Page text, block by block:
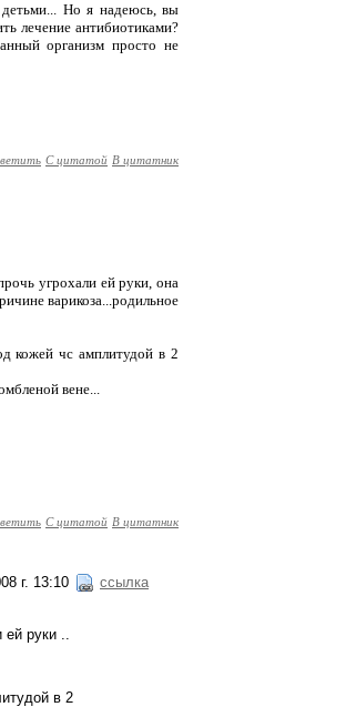
Но я надеюсь, вы
лечение антибиотиками?
организм просто не
С цитатой В цитатник
угрохали ей руки, она
варикоза...родильное
кожей чс амплитудой в 2
вене...
С цитатой В цитатник
г. 13:10 ссылка
ей руки ..
в 2